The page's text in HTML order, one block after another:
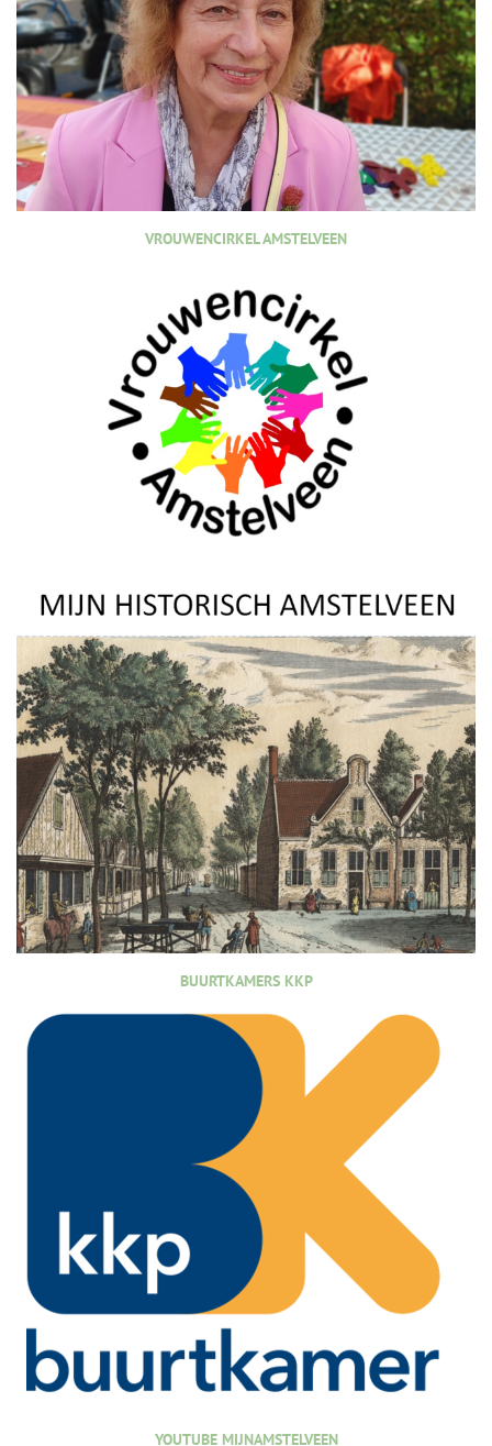
VROUWENCIRKEL AMSTELVEEN
BUURTKAMERS KKP
YOUTUBE MIJNAMSTELVEEN